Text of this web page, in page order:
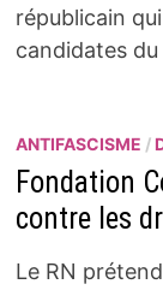
républicain
candidates
ANTIFASCISME /
Fondation
contre les
Le RN